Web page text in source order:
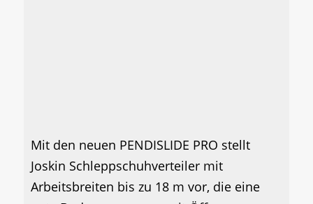
Mit den neuen PENDISLIDE PRO stellt
Joskin Schleppschuhverteiler mit
Arbeitsbreiten bis zu 18 m vor, die eine